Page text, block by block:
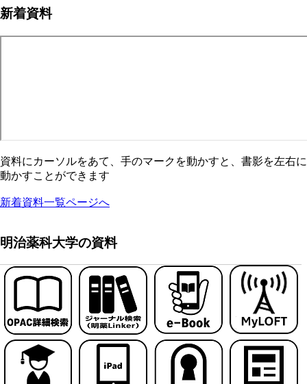
り
新着資料
資料にカーソルをあて、手のマークを動かすと、書影を左右に
動かすことができます
新着資料一覧ページへ
明治薬科大学の資料